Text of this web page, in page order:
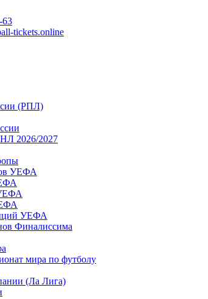
63
tickets.online
(РПЛ)
2026/2027
УЕФА
УЕФА
Финалиссима
мира по футболу
(Ла Лига)